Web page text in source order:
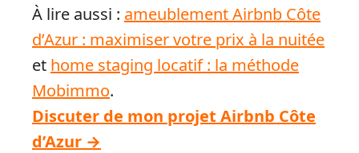
À lire aussi : ameublement Airbnb Côte
d’Azur : maximiser votre prix à la nuitée
et home staging locatif : la méthode
Mobimmo.
Discuter de mon projet Airbnb Côte
d’Azur →